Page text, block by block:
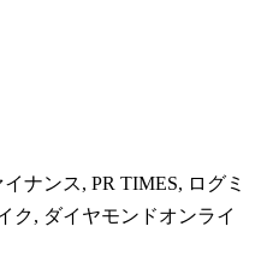
ナンス, PR TIMES, ログミ
ク, ダイヤモンドオンライ